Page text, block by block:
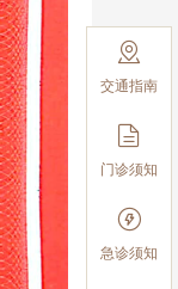

交通指南

门诊须知

急诊须知